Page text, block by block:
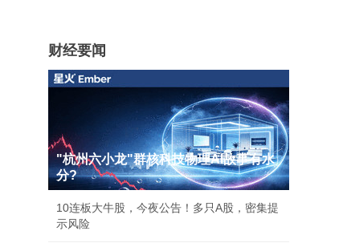
财经要闻
"杭州六小龙"群核科技物理AI故事有水
分?
10连板大牛股，今夜公告！多只A股，密集提
示风险